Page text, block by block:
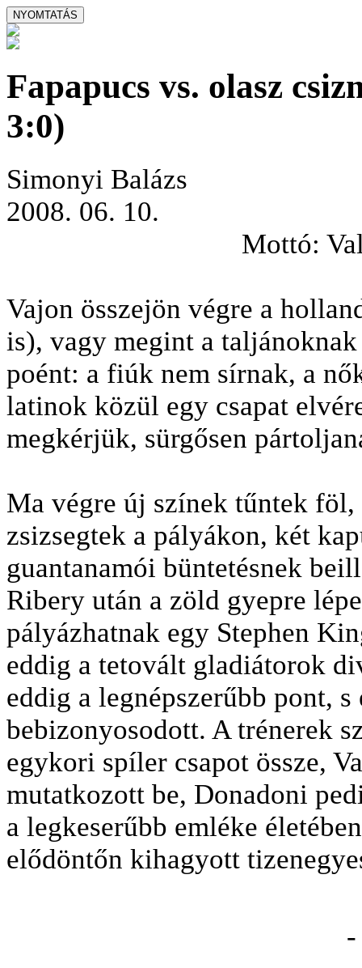
Fapapucs vs. olasz
3:0)
Simonyi Balázs
2008. 06. 10.
Mottó:
Vajon összejön végre a
is), vagy megint a
poént: a fiúk nem sírnak, a
latinok közül egy csapat
megkérjük, sürgősen
Ma végre új színek tűntek föl,
zsizsegtek a pályákon, két
guantanamói büntetésnek
Ribery után a zöld gyepre
pályázhatnak egy Stephen
eddig a tetovált gladiátorok
eddig a legnépszerűbb pont,
bebizonyosodott. A trénerek
egykori spíler csapot össze,
mutatkozott be, Donadoni
a legkeserűbb emléke
elődöntőn kihagyott
-